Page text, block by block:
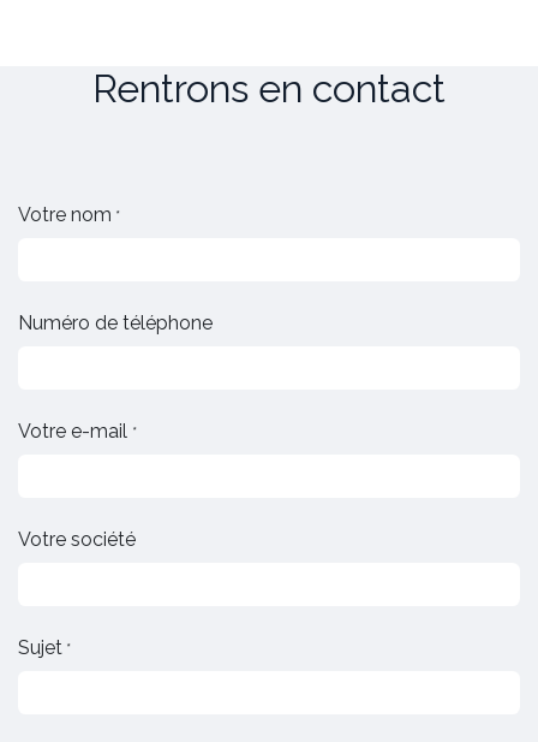
Rentrons en contact
Votre nom *
Numéro de téléphone
Votre e-mail *
Votre société
Sujet *